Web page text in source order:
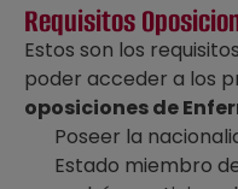
Requisitos
Estos son los
poder acceder a los
oposiciones de
Poseer la
Estado miembro